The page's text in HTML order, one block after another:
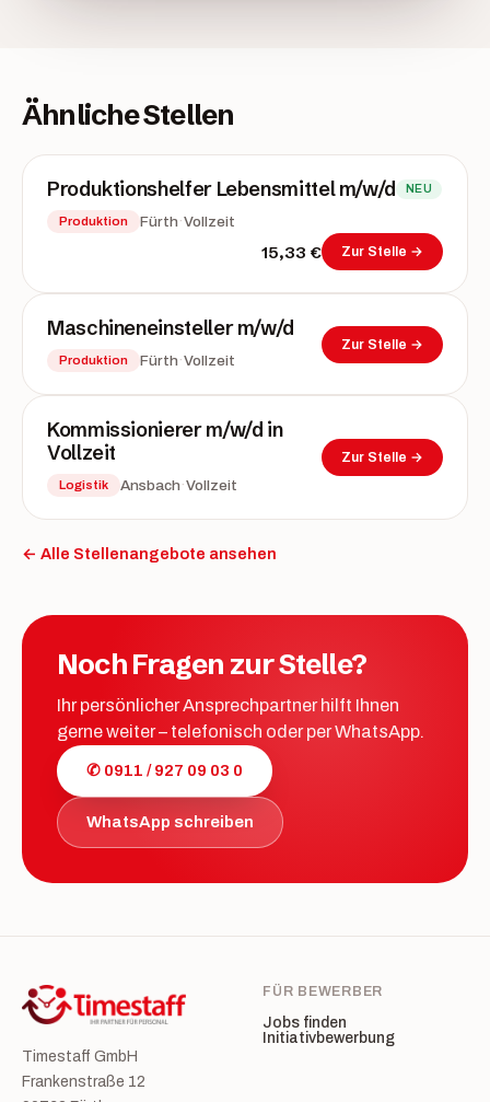
Ähnliche Stellen
Produktionshelfer Lebensmittel m/w/d NEU
Produktion Fürth ·Vollzeit
15,33 € Zur Stelle →
Maschineneinsteller m/w/d
Produktion Fürth ·Vollzeit
Zur Stelle →
Kommissionierer m/w/d in
Vollzeit
Logistik Ansbach ·Vollzeit
Zur Stelle →
← Alle Stellenangebote ansehen
Noch Fragen zur Stelle?
Ihr persönlicher Ansprechpartner hilft Ihnen
gerne weiter – telefonisch oder per WhatsApp.
✆ 0911 / 927 09 03 0
WhatsApp schreiben
Timestaff GmbH
Frankenstraße 12
FÜR BEWERBER
Jobs finden
Initiativbewerbung